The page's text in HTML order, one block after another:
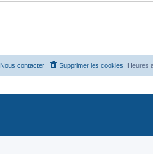
Heures
Supprimer les cookies
Nous contacter